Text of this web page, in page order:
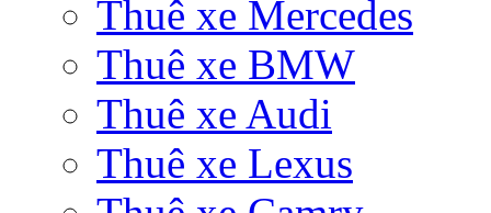
Thuê xe Mercedes
Thuê xe BMW
Thuê xe Audi
Thuê xe Lexus